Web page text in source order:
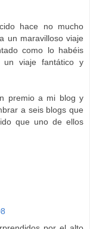
hace no mucho
un maravilloso viaje
como lo habéis
un viaje fantático y
premio a mi blog y
a seis blogs que
que uno de ellos